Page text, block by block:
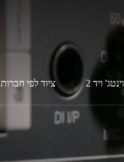
וינטג' ויד 2 ציוד לפי חברות